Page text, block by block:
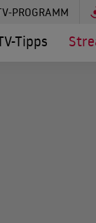
PROGRAMM
Tipps